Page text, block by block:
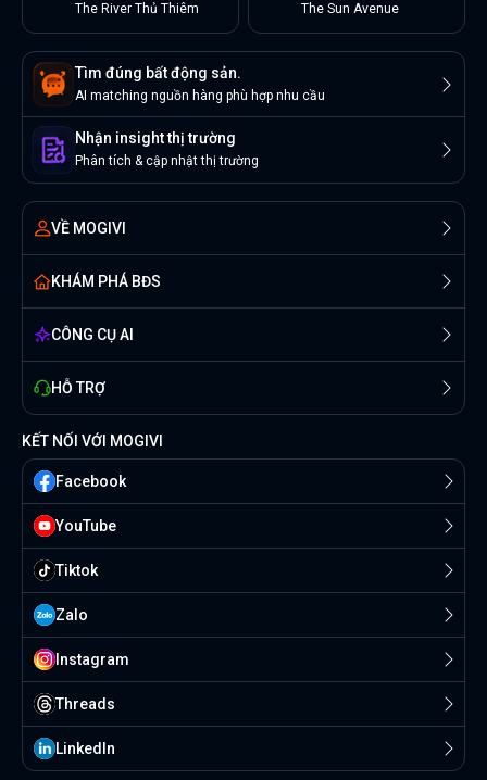
The River Thủ Thiêm
The Sun Avenue
Tìm đúng bất động sản.
AI matching nguồn hàng phù hợp nhu cầu
Nhận insight thị trường
Phân tích & cập nhật thị trường
VỀ MOGIVI
KHÁM PHÁ BĐS
CÔNG CỤ AI
HỖ TRỢ
KẾT NỐI VỚI MOGIVI
Facebook
YouTube
Tiktok
Zalo
Instagram
Threads
Linkedln